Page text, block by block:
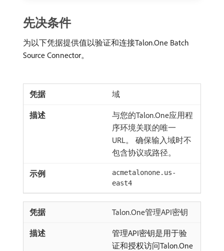
先决条件
为以下凭据提供值以验证和连接Talon.One Batch
Source Connector。
域
与您的Talon.One应用程
序环境关联的唯一
URL。 确保输入域时不
包含协议或路径。
acmetalonone.us-
east4
Talon.One管理API密钥
管理API密钥是用于验
证和授权访问Talon.One